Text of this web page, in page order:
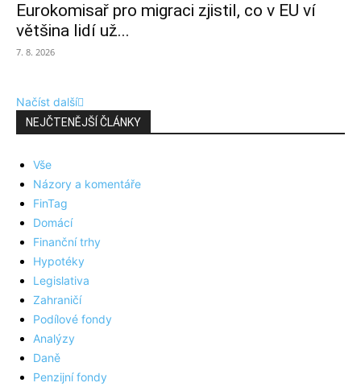
Eurokomisař pro migraci zjistil, co v EU ví
většina lidí už...
7. 8. 2026
Načíst další
NEJČTENĚJŠÍ ČLÁNKY
Vše
Názory a komentáře
FinTag
Domácí
Finanční trhy
Hypotéky
Legislativa
Zahraničí
Podílové fondy
Analýzy
Daně
Penzijní fondy